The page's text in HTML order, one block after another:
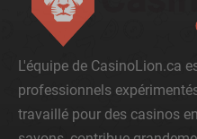
L'équipe de CasinoLion.ca
professionnels
travaillé pour des casinos